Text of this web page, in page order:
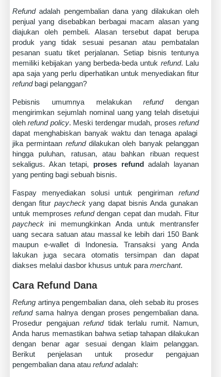
Refundadalah pengembalian dana yang dilakukan oleh
penjual yang disebabkan berbagai macam alasan yang
diajukan oleh pembeli. Alasan tersebut dapat berupa
produk yang tidak sesuai pesanan atau pembatalan
pesanan suatu tiket perjalanan. Setiap bisnis tentunya
memiliki kebijakan yang berbeda-beda untuk refund. Lalu
apa saja yang perlu diperhatikan untuk menyediakan fitur
refundbagi pelanggan?
Pebisnis umumnya melakukanrefunddengan
mengirimkan sejumlah nominal uang yang telah disetujui
olehrefund policy. Meski terdengar mudah, prosesrefund
dapat menghabiskan banyak waktu dan tenaga apalagi
jika permintaan refunddilakukan oleh banyak pelanggan
hingga puluhan, ratusan, atau bahkan ribuan request
sekaligus. Akan tetapi, proses refundadalah layanan
yang penting bagi sebuah bisnis.
Faspay menyediakan solusi untuk pengiriman refund
dengan fitur paycheckyang dapat bisnis Anda gunakan
untuk memprosesrefunddengan cepat dan mudah. Fitur
paycheck ini memungkinkan Anda untuk mentransfer
uang secara satuan atau massal ke lebih dari 150 Bank
maupun e-wallet di Indonesia. Transaksi yang Anda
lakukan juga secara otomatis tersimpan dan dapat
diakses melalui dasbor khusus untuk para merchant.
Cara Refund Dana
Refung artinya pengembalian dana, oleh sebab itu proses
refundsama halnya dengan proses pengembalian dana.
Prosedur pengajuan refund tidak terlalu rumit. Namun,
Anda harus memastikan bahwa setiap tahapan dilakukan
dengan benar agar sesuai dengan klaim pelanggan.
Berikut penjelasan untuk prosedur pengajuan
pengembalian dana atau refundadalah: